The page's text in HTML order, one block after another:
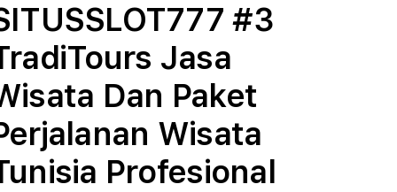
a#3
Jasa
Dan Paket
Wisata
Profesional